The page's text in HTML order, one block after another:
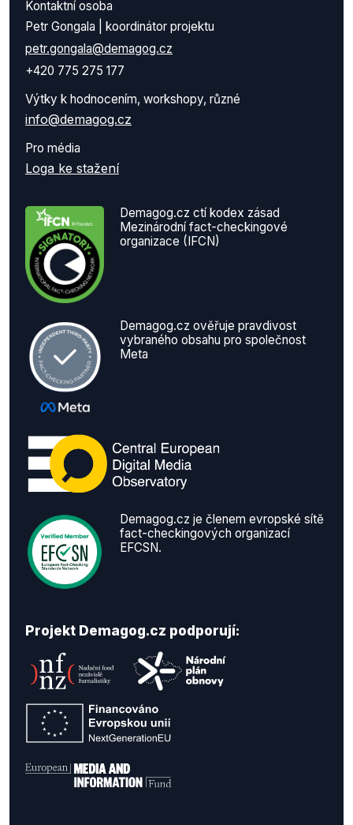
Kontaktní osoba
Petr Gongala | koordinátor projektu
petr.gongala@demagog.cz
+420 775 275 177
Výtky k hodnocením, workshopy, různé
info@demagog.cz
Pro média
Loga ke stažení
Demagog.cz ctí kodex zásad
Mezinárodní fact-checkingové
organizace (IFCN)
Demagog.cz ověřuje pravdivost
vybraného obsahu pro společnost
Meta
Demagog.cz je členem evropské sítě
fact-checkingových organizací
EFCSN.
Projekt Demagog.cz podporují: